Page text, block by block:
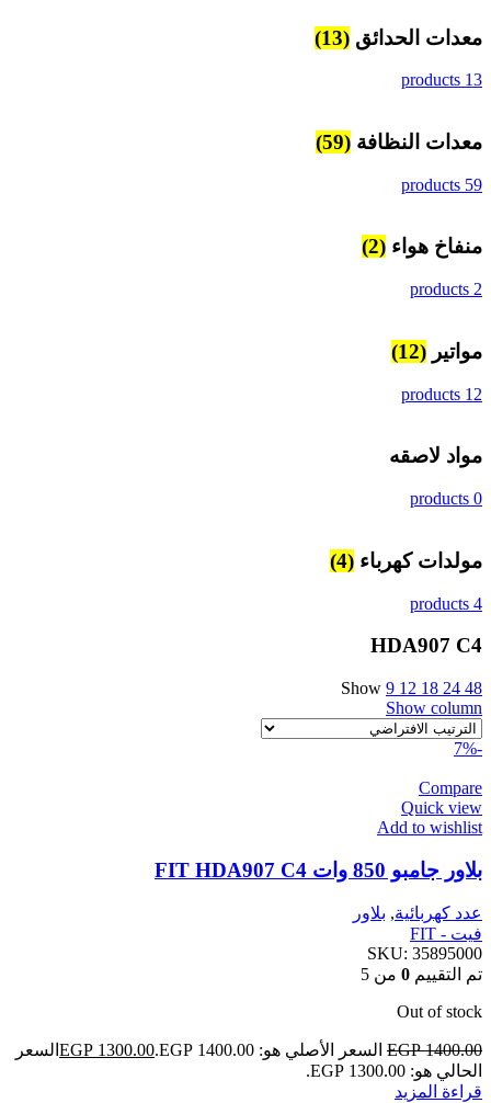
معدات الحدائق (13)
13 products
معدات النظافة (59)
59 products
منفاخ هواء (2)
2 products
مواتير (12)
12 products
مواد لاصقه
0 products
مولدات كهرباء (4)
4 products
HDA907 C4
Show 9 12 18 24 48
Show column
-7%
Compare
Quick view
Add to wishlist
بلاور جامبو 850 وات FIT HDA907 C4
عدد كهربائية, بلاور
فيت - FIT
SKU: 35895000
تم التقييم 0 من 5
Out of stock
EGP1400.00 السعر الأصلي هو: EGP 1400.00. EGP 1300.00
السعر
الحالي هو: EGP 1300.00.
قراءة المزيد